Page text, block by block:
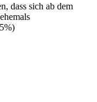
dass sich ab dem